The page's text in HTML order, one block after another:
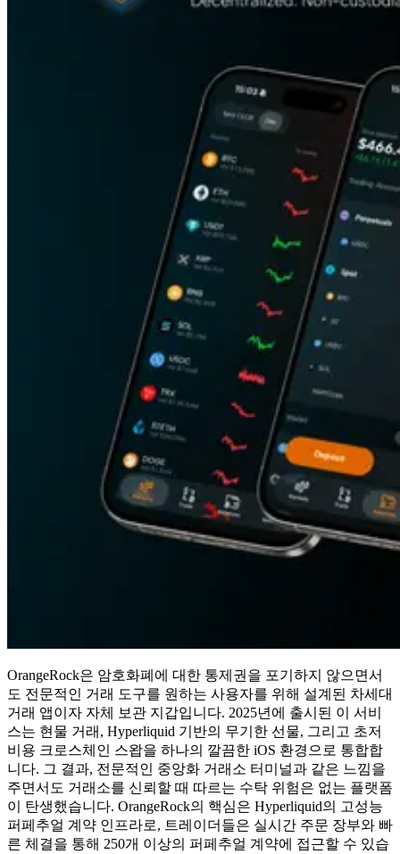
OrangeRock은 암호화폐에 대한 통제권을 포기하지 않으면서
도 전문적인 거래 도구를 원하는 사용자를 위해 설계된 차세대
거래 앱이자 자체 보관 지갑입니다. 2025년에 출시된 이 서비
스는 현물 거래, Hyperliquid 기반의 무기한 선물, 그리고 초저
비용 크로스체인 스왑을 하나의 깔끔한 iOS 환경으로 통합합
니다. 그 결과, 전문적인 중앙화 거래소 터미널과 같은 느낌을
주면서도 거래소를 신뢰할 때 따르는 수탁 위험은 없는 플랫폼
이 탄생했습니다. OrangeRock의 핵심은 Hyperliquid의 고성능
퍼페추얼 계약 인프라로, 트레이더들은 실시간 주문 장부와 빠
른 체결을 통해 250개 이상의 퍼페추얼 계약에 접근할 수 있습